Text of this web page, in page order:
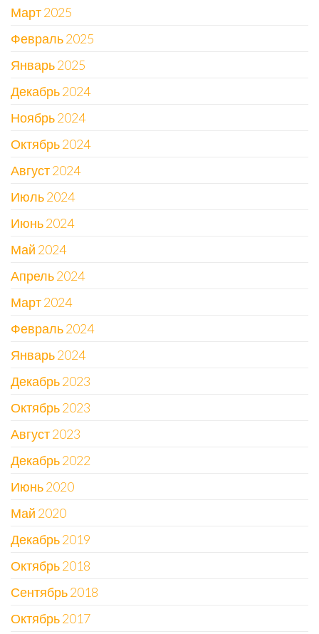
Март 2025
Февраль 2025
Январь 2025
Декабрь 2024
Ноябрь 2024
Октябрь 2024
Август 2024
Июль 2024
Июнь 2024
Май 2024
Апрель 2024
Март 2024
Февраль 2024
Январь 2024
Декабрь 2023
Октябрь 2023
Август 2023
Декабрь 2022
Июнь 2020
Май 2020
Декабрь 2019
Октябрь 2018
Сентябрь 2018
Октябрь 2017